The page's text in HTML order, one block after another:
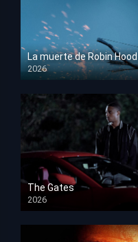
La muerte de Robin Hood
2026
HD 1080p
The Gates
2026
HD 1080p